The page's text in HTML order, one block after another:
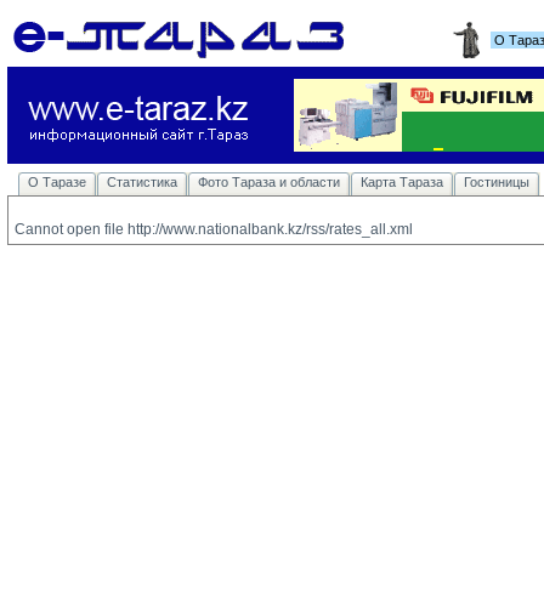
О
О Таразе Статистика Фото Тараза и области Карта Тараза Гостиницы
Cannot open file http://www.nationalbank.kz/rss/rates_all.xml